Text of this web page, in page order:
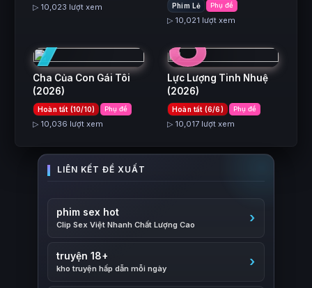
▷ 10,023 lượt xem Phim Lẻ Phụ đề
▷ 10,021 lượt xem
7
Cha Của Con Gái Tôi
(2026)
Hoàn tất (10/10) Phụ đề
▷ 10,036 lượt xem
8
Lực Lượng Tinh Nhuệ
(2026)
Hoàn tất (6/6) Phụ đề
▷ 10,017 lượt xem
phim sex hot
Clip Sex Việt Nhanh Chất Lượng Cao
truyện 18+
kho truyện hấp dẫn mỗi ngày